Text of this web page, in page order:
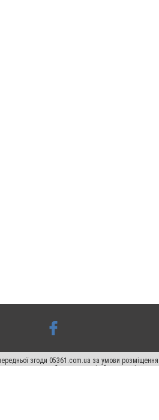
згоди 05361.com.ua за умови
нижче другого абзацу в тексті або в якості